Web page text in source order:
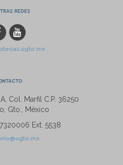
redes
Col. Marfil C.P. 36250
Gto., México
Ext. 5538